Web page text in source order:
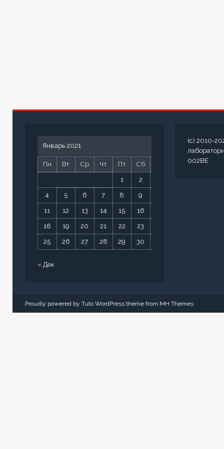
Январь 2021
Пн Вт Ср Чт Пт Сб
1 2
4 5 6 7 8 9
11 12 13 14 15 16
18 19 20 21 22 23
25 26 27 28 29 30
« Дек
(c) 2010-
002BE
Proudly powered by Tuto WordPress theme from MH Themes